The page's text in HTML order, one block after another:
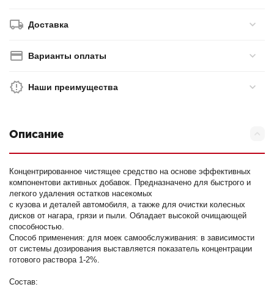
Доставка
Варианты оплаты
Наши преимущества
Описание
Концентрированное чистящее средство на основе эффективных
компонентови активных добавок. Предназначено для быстрого и
легкого удаления остатков насекомых
с кузова и деталей автомобиля, а также для очистки колесных
дисков от нагара, грязи и пыли. Обладает высокой очищающей
способностью.
Способ применения: для моек самообслуживания: в зависимости
от системы дозирования выставляется показатель концентрации
готового раствора 1-2%.
Состав: